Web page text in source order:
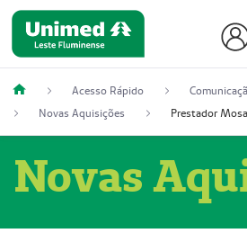
Acesso Rápido
Novas Aquisições
Novas